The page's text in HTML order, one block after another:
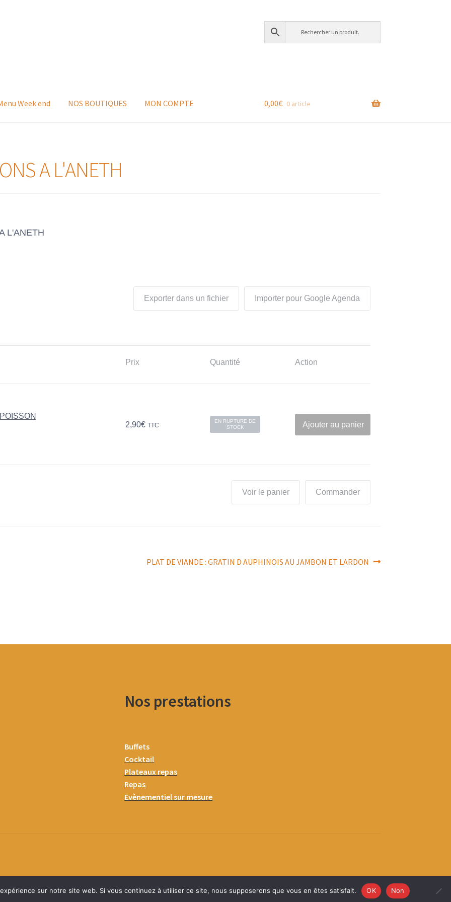
Week end NOS BOUTIQUES MON COMPTE 0,00€ 0 article
A L'ANETH
L'ANETH
Exporter dans un fichier Importer pour Google Agenda
Prix Quantité Action
2,90€ TTC
EN RUPTURE DE
STOCK
Ajouter au panier
Commander
Voir le panier
Article
PLAT DE VIANDE : GRATIN D AUPHINOIS AU JAMBON ET LARDON
Nos prestations
Buffets
Cocktail
Plateaux repas
Repas
Evènementiel sur mesure
sur notre site web. Si vous continuez à utiliser ce site, nous supposerons que vous en êtes satisfait. OK Non